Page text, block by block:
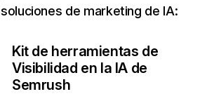
soluciones de marketing de IA:
Kit de herramientas de
Visibilidad en la IA de
Semrush